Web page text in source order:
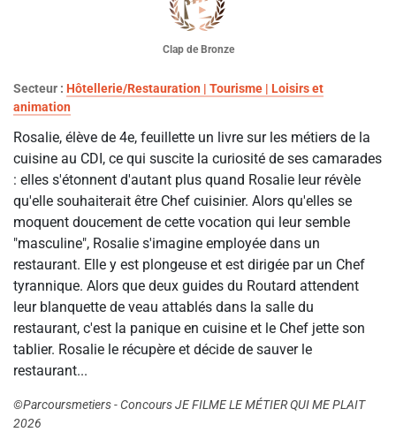
Clap de Bronze
Secteur : Hôtellerie/Restauration | Tourisme | Loisirs et
animation
Rosalie, élève de 4e, feuillette un livre sur les métiers de la
cuisine au CDI, ce qui suscite la curiosité de ses camarades
: elles s'étonnent d'autant plus quand Rosalie leur révèle
qu'elle souhaiterait être Chef cuisinier. Alors qu'elles se
moquent doucement de cette vocation qui leur semble
"masculine", Rosalie s'imagine employée dans un
restaurant. Elle y est plongeuse et est dirigée par un Chef
tyrannique. Alors que deux guides du Routard attendent
leur blanquette de veau attablés dans la salle du
restaurant, c'est la panique en cuisine et le Chef jette son
tablier. Rosalie le récupère et décide de sauver le
restaurant...
©Parcoursmetiers - Concours JE FILME LE MÉTIER QUI ME PLAIT
2026